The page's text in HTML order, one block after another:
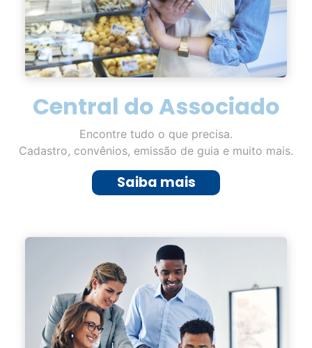
Central do Associado
Encontre tudo o que precisa.
Cadastro, convênios, emissão de guia e muito mais.
Saiba mais